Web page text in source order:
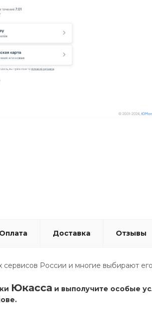
Оплата Доставка Отзывы
России и многие выбирают
Юкасса и выполучите особые